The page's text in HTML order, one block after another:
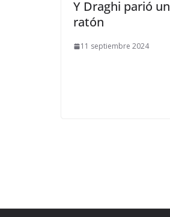
Y Draghi parió un
ratón
11 septiembre 2024